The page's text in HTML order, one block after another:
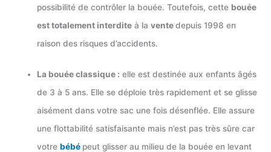
possibilité de contrôler la bouée. Toutefois, cette bouée
est totalement interdite à laventedepuis 1998 en
raison des risques d’accidents.
La bouée classique : elle est destinée aux enfants âgés
de 3 à 5 ans. Elle se déploie très rapidement et se glisse
aisément dans votre sac une fois désenflée. Elle assure
une flottabilité satisfaisante mais n’est pas très sûre car
votrebébé peut glisser au milieu de la bouée en levant